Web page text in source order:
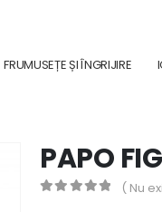
FRUMUSEȚE ȘI ÎNGRIJIRE
PAPO
( Nu